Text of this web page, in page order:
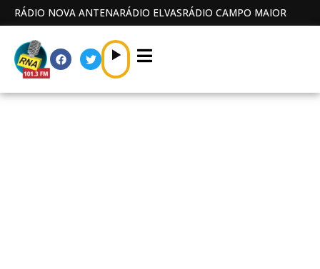
RÁDIO NOVA ANTENARÁDIO ELVASRÁDIO CAMPO MAIOR